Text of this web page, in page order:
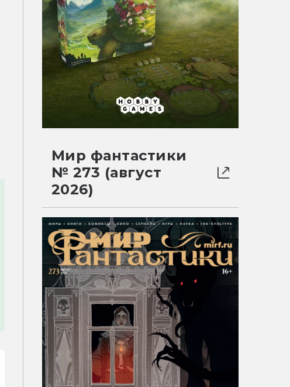
Мир фантастики
№ 273 (август
2026)